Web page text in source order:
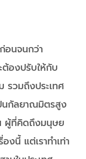
อนจนกว่า
องปรับให้กับ
รวมถึงประเทศ
นกัลยาณมิตรสูง
ผู้ที่คิดถึงมนุษย
งนี้ แต่เราทำเท่า